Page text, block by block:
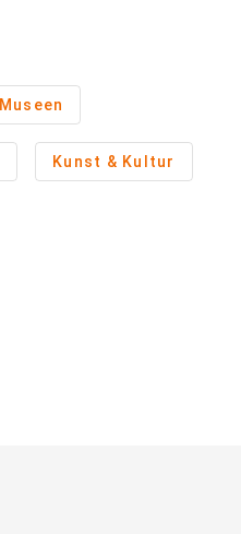
Museen
Kunst & Kultur